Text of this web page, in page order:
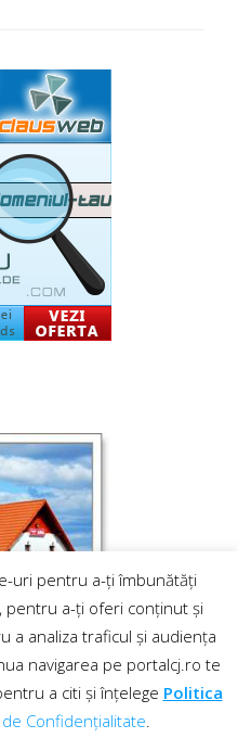
uri pentru a-ți îmbunătăți
pentru a-ți oferi conținut și
a analiza traficul și audiența
navigarea pe portalcj.ro te
a citi și înțelege Politica
de Confidențialitate.